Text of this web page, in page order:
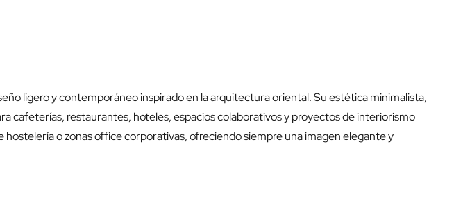
ligero y contemporáneo inspirado en la arquitectura oriental. Su estética minimalista,
cafeterías, restaurantes, hoteles, espacios colaborativos y proyectos de interiorismo
o zonas office corporativas, ofreciendo siempre una imagen elegante y